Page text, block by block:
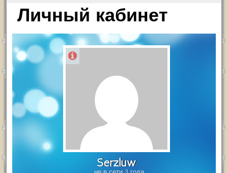
Личный кабинет
Serzluw